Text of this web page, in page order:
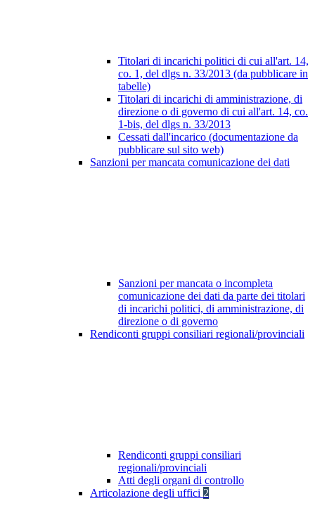
Titolari di incarichi politici di cui all'art. 14,
co. 1, del dlgs n. 33/2013 (da pubblicare in
tabelle)
Titolari di incarichi di amministrazione, di
direzione o di governo di cui all'art. 14, co.
1-bis, del dlgs n. 33/2013
Cessati dall'incarico (documentazione da
pubblicare sul sito web)
Sanzioni per mancata comunicazione dei dati
Sanzioni per mancata o incompleta
comunicazione dei dati da parte dei titolari
di incarichi politici, di amministrazione, di
direzione o di governo
Rendiconti gruppi consiliari regionali/provinciali
Rendiconti gruppi consiliari
regionali/provinciali
Atti degli organi di controllo
Articolazione degli uffici 2